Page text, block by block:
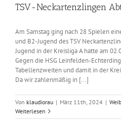
TSV-Neckartenzlingen
Am Samstag ging nach 28 Spielen
und B2-Jugend des TSV
Jugend in der Kreisliga A hatte am
Gegen die HSG Leinfelden-
Tabellenzweiten und damit in der
Da wir zahlenmäßig in [...]
Von klaudiorau | März 11th, 2024 |
Weiterlesen